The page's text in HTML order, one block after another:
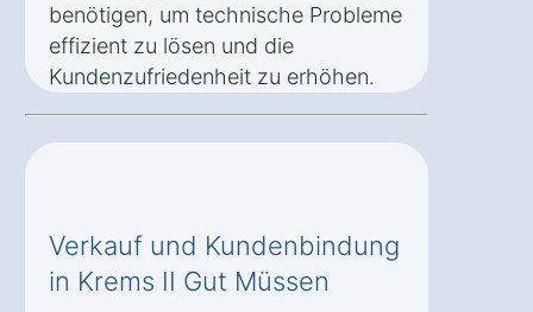
benötigen, um technische Probleme
effizient zu lösen und die
Kundenzufriedenheit zu erhöhen.
Verkauf und Kundenbindung
in Krems II Gut Müssen